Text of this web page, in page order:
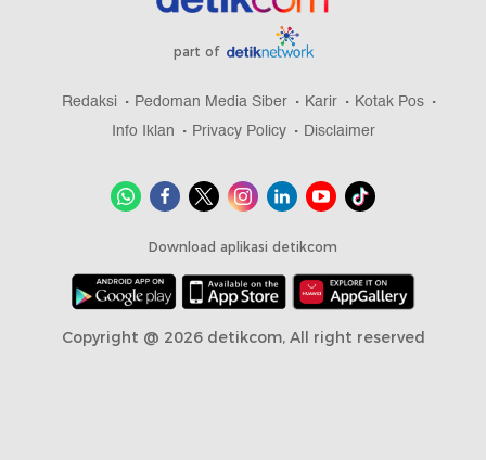
part of
Redaksi Pedoman Media Siber Karir
Kotak Pos
Info Iklan
Privacy Policy Disclaimer
Download aplikasi detikcom
Copyright @ 2026 detikcom, All right reserved